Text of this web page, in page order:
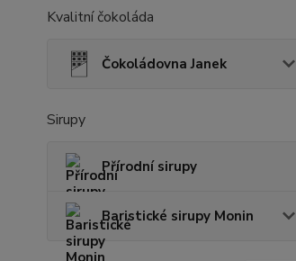
Kvalitní čokoláda
Čokoládovna Janek
Sirupy
Přírodní sirupy
Baristické sirupy Monin